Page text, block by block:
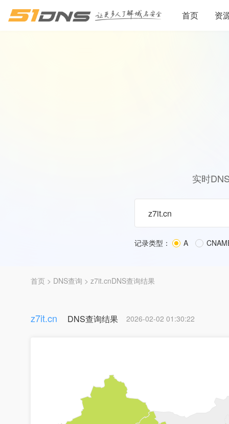
首页 资
实时
记录类型： A
首页 > DNS查询 > z7it.cnDNS查询结果
z7it.cn DNS查询结果 2026-02-02 01:30:22